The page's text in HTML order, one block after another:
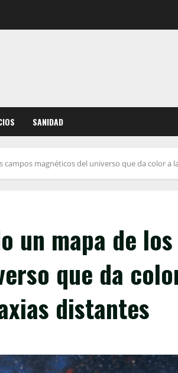
SANIDAD
magnéticos del universo que da color a
un mapa de los
que da
distantes